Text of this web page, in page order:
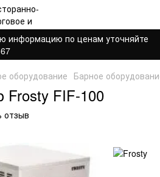
информацию по ценам уточняйте
оборудование Барное
Frosty FIF-100
отзыв